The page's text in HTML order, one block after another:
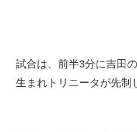
試合は、前半3分に吉田
生まれトリニータが先制